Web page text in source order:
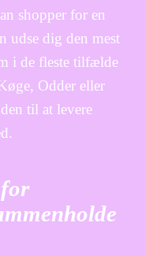
shopper for en
udse dig den mest
i de fleste tilfælde
Odder eller
til at levere